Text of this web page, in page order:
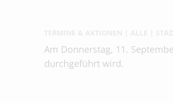
Am Donnerstag, 11.
durchgeführt wird.